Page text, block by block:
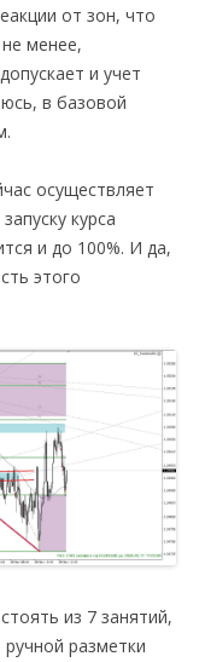
от зон, что
менее,
и учет
в базовой
осуществляет
курса
и до 100%. И да,
этого
из 7 занятий,
разметки